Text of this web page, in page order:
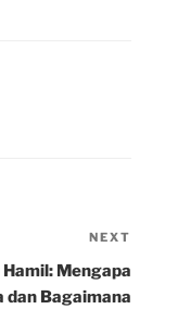
NEXT
Mengapa
dan Bagaimana